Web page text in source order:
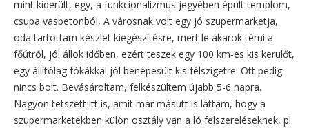
mint kiderült, egy, a funkcionalizmus jegyében épült templom,
csupa vasbetonból, A városnak volt egy jó szupermarketja,
oda tartottam készlet kiegészítésre, mert le akarok térni a
főútról, jól állok időben, ezért teszek egy 100 km-es kis kerülőt,
egy állítólag fókákkal jól benépesült kis félszigetre. Ott pedig
nincs bolt. Bevásároltam, felkészültem újabb 5-6 napra.
Nagyon tetszett itt is, amit már másutt is láttam, hogy a
szupermarketekben külön osztály van a ló felszereléseknek, pl.